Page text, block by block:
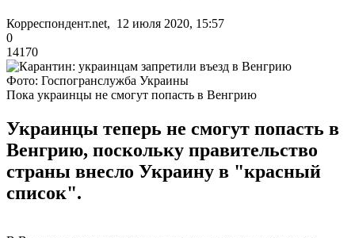
Корреспондент.net, 12 июля 2020, 15:57
0
14170
Фото: Госпогранслужба Украины
Пока украинцы не смогут попасть в Венгрию
Украинцы теперь не смогут попасть в
Венгрию, поскольку правительство
страны внесло Украину в "красный
список".